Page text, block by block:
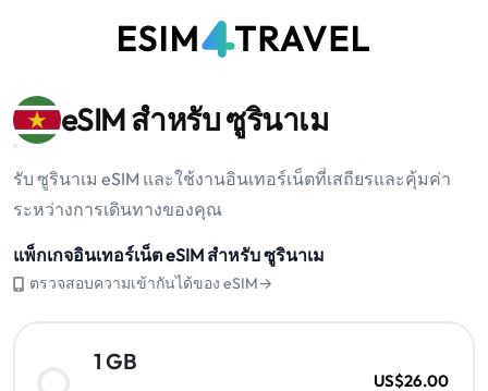
eSIM สำหรับ ซูรินาเม
รับ ซูรินาเม eSIM และใช้งานอินเทอร์เน็ตที่เสถียรและคุ้มค่า
ระหว่างการเดินทางของคุณ
แพ็กเกจอินเทอร์เน็ต eSIM สำหรับ ซูรินาเม
ตรวจสอบความเข้ากันได้ของ eSIM→
1 GB
US$26.00